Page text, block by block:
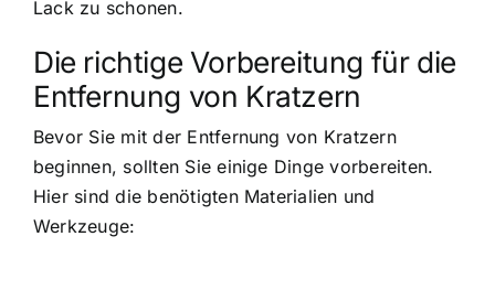
Lack zu schonen.
Die richtige Vorbereitung für die
Entfernung von Kratzern
Bevor Sie mit der Entfernung von Kratzern
beginnen, sollten Sie einige Dinge vorbereiten.
Hier sind die benötigten Materialien und
Werkzeuge: